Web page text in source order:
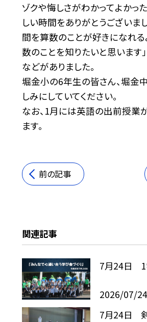
ゾクや悔しさがわかってよかっ
しい時間をありがとうございま
間を算数のことが好きになれる
数のことを知りたいと思います」
などがありました。
堀金小の6年生の皆さん、堀金
しみにしていてください。
なお、1月には英語の出前授業
ます。
前の記事
関連記事
7月24日 1
2026/07/24
7月24日